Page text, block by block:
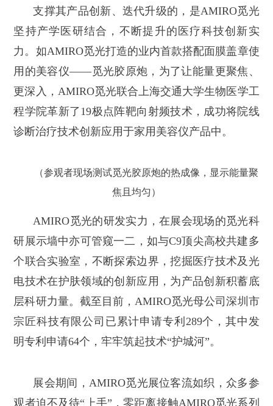
支撑其产品创新、迭代升级的，是AMIRO觅光
坚持产学医研结合，不断提升的医疗科技创新实
力。如AMIRO觅光打造的业内首款搭配面膜盖章使
用的美容仪——觅光胶原炮，为了让能量更聚焦、
更深入，AMIRO觅光联合上海交通大学生物医学工
程学院革新了19极点阵靶向射频技术，成功将院线
诊断治疗技术创新应用于家用美容仪产品中。
（参观者现场测试觅光胶原炮的热成像，显示能量聚
焦且均匀）
AMIRO觅光的研发实力，在展会现场的觅光科
研展示墙中亦可管窥一二，如与C9顶尖高校共建多
个联合实验室，不断探索边界，挖掘医疗技术及光
电技术在护肤领域的创新应用，为产品创新积蓄底
层科研力量。截至目前，AMIRO觅光母公司深圳市
宗匠科技有限公司已累计申请专利289个，其中发
明专利申请64个，牢牢筑起技术“护城河”。
展会期间，AMIRO觅光展位客流如织，众多参
观者迫不及待“上手”，零距离接触AMIRO觅光系列